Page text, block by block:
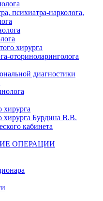
психиатра-нарколога,
хирурга
оториноларинголога
диагностики
хирурга
хирурга Бурдина В.В.
кабинета
ОПЕРАЦИИ